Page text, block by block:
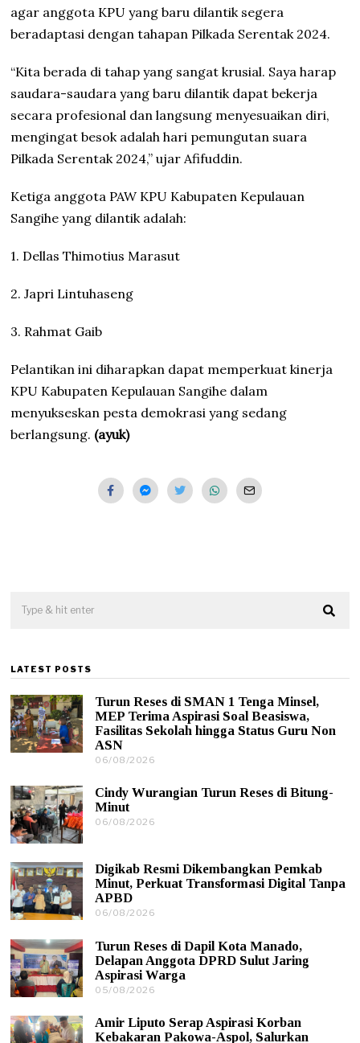
agar anggota KPU yang baru dilantik segera
beradaptasi dengan tahapan Pilkada Serentak 2024.
“Kita berada di tahap yang sangat krusial. Saya harap
saudara-saudara yang baru dilantik dapat bekerja
secara profesional dan langsung menyesuaikan diri,
mengingat besok adalah hari pemungutan suara
Pilkada Serentak 2024,” ujar Afifuddin.
Ketiga anggota PAW KPU Kabupaten Kepulauan
Sangihe yang dilantik adalah:
1. Dellas Thimotius Marasut
2. Japri Lintuhaseng
3. Rahmat Gaib
Pelantikan ini diharapkan dapat memperkuat kinerja
KPU Kabupaten Kepulauan Sangihe dalam
menyukseskan pesta demokrasi yang sedang
berlangsung. (ayuk)
LATEST POSTS
Turun Reses di SMAN 1 Tenga Minsel,
MEP Terima Aspirasi Soal Beasiswa,
Fasilitas Sekolah hingga Status Guru Non
ASN
06/08/2026
0
6
Cindy Wurangian Turun Reses di Bitung-
Minut
06/08/2026
8
/
Digikab Resmi Dikembangkan Pemkab
Minut, Perkuat Transformasi Digital Tanpa
APBD
06/08/2026
0
8
/
6
Turun Reses di Dapil Kota Manado,
Delapan Anggota DPRD Sulut Jaring
Aspirasi Warga
05/08/2026
0
Amir Liputo Serap Aspirasi Korban
Kebakaran Pakowa-Aspol, Salurkan